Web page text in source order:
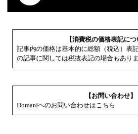
【消費税の価格表記につ
記事内の価格は基本的に総額（税込）表
の記事に関しては税抜表記の場合もありま
【お問い合わせ】
Domaniへのお問い合わせはこちら